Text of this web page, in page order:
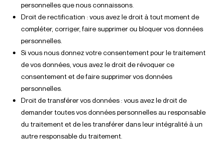
personnelles que nous connaissons.
Droit de rectification : vous avez le droit à tout moment de
compléter, corriger, faire supprimer ou bloquer vos données
personnelles.
Si vous nous donnez votre consentement pour le traitement
de vos données, vous avez le droit de révoquer ce
consentement et de faire supprimer vos données
personnelles.
Droit de transférer vos données : vous avez le droit de
demander toutes vos données personnelles au responsable
du traitement et de les transférer dans leur intégralité à un
autre responsable du traitement.